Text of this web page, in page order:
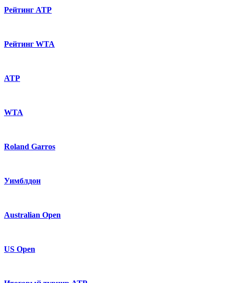
Рейтинг ATP
Рейтинг WTA
ATP
WTA
Roland Garros
Уимблдон
Australian Open
US Open